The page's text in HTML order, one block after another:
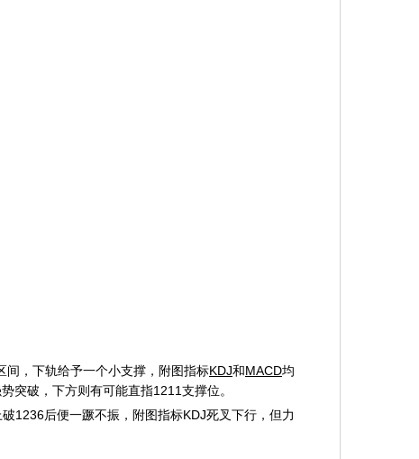
，下轨给予一个小支撑，附图指标KDJ和MACD均
突破，下方则有可能直指1211支撑位。
后便一蹶不振，附图指标KDJ死叉下行，但力